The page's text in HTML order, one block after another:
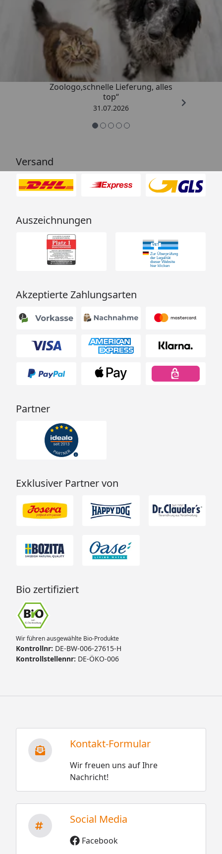
Trusted Shops
4,74/ 5
„Gute Erfahrung mit
Zoologo,schnelle Lieferung, alles
top“
31.07.2026
Versand
Auszeichnungen
Akzeptierte Zahlungsarten
Partner
Exklusiver Partner von
Bio zertifiziert
Wir führen ausgewählte Bio-Produkte
Kontrollnr: DE-BW-006-27615-H
Kontrollstellennr: DE-ÖKO-006
Kontakt-Formular
Wir freuen uns auf Ihre
Nachricht!
Social Media
Facebook